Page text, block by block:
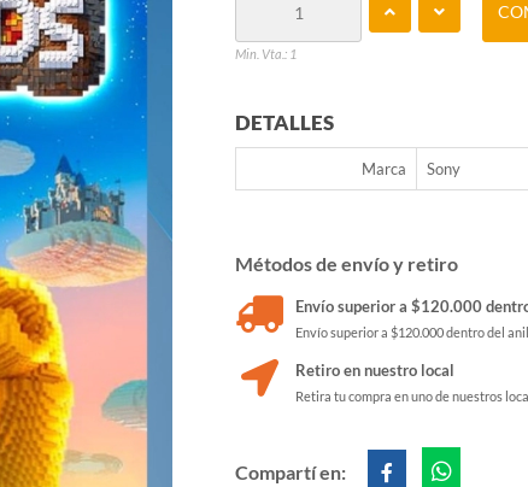
Min. Vta.: 1
DETALLES
Marca Sony
Métodos de envío y retiro
Envío superior a $120.000
Envío superior a $120.000 dentro del
Retiro en nuestro local
Retira tu compra en uno de nuestros
Compartí en: